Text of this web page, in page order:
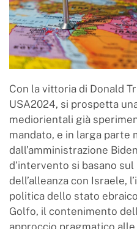
Con la vittoria di Donald
USA2024, si prospetta
mediorientali già
mandato, e in larga parte
dall’amministrazione
d’intervento si basano
dell’alleanza con Israele,
politica dello stato
Golfo, il contenimento
approccio pragmatico